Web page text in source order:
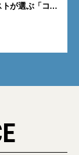
が選ぶ「コス